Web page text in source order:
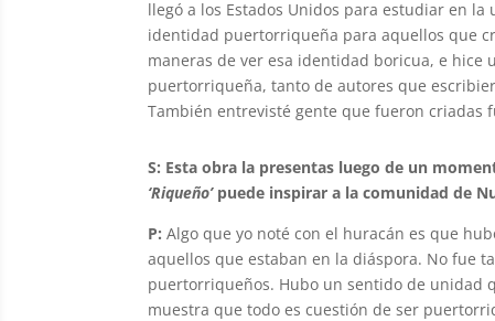
llegó a los Estados Unidos para estudiar en
identidad puertorriqueña para aquellos que
maneras de ver esa identidad boricua, e hice
puertorriqueña, tanto de autores que
También entrevisté gente que fueron criadas
S: Esta obra la presentas luego de un
‘Riqueño’puede inspirar a la comunidad de
P:Algo que yo noté con el huracán es que
aquellos que estaban en la diáspora. No fue
puertorriqueños. Hubo un sentido de unidad
muestra que todo es cuestión de ser